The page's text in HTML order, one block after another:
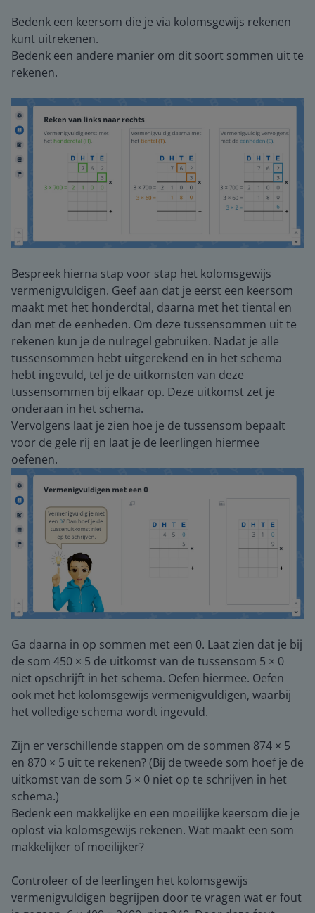
Bedenk een keersom die je via kolomsgewijs rekenen
kunt uitrekenen.
Bedenk een andere manier om dit soort sommen uit te
rekenen.
Bespreek hierna stap voor stap het kolomsgewijs
vermenigvuldigen. Geef aan dat je eerst een keersom
maakt met het honderdtal, daarna met het tiental en
dan met de eenheden. Om deze tussensommen uit te
rekenen kun je de nulregel gebruiken. Nadat je alle
tussensommen hebt uitgerekend en in het schema
hebt ingevuld, tel je de uitkomsten van deze
tussensommen bij elkaar op. Deze uitkomst zet je
onderaan in het schema.
Vervolgens laat je zien hoe je de tussensom bepaalt
voor de gele rij en laat je de leerlingen hiermee
oefenen.
Ga daarna in op sommen met een 0. Laat zien dat je bij
de som 450 × 5 de uitkomst van de tussensom 5 × 0
niet opschrijft in het schema. Oefen hiermee. Oefen
ook met het kolomsgewijs vermenigvuldigen, waarbij
het volledige schema wordt ingevuld.
Zijn er verschillende stappen om de sommen 874 × 5
en 870 × 5 uit te rekenen? (Bij de tweede som hoef je de
uitkomst van de som 5 × 0 niet op te schrijven in het
schema.)
Bedenk een makkelijke en een moeilijke keersom die je
oplost via kolomsgewijs rekenen. Wat maakt een som
makkelijker of moeilijker?
Controleer of de leerlingen het kolomsgewijs
vermenigvuldigen begrijpen door te vragen wat er fout